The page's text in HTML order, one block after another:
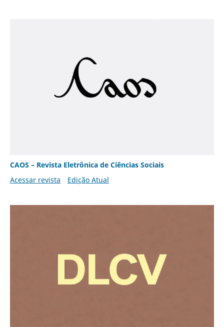
CAOS – Revista Eletrônica de Ciências Sociais
Acessar revista
Edição Atual